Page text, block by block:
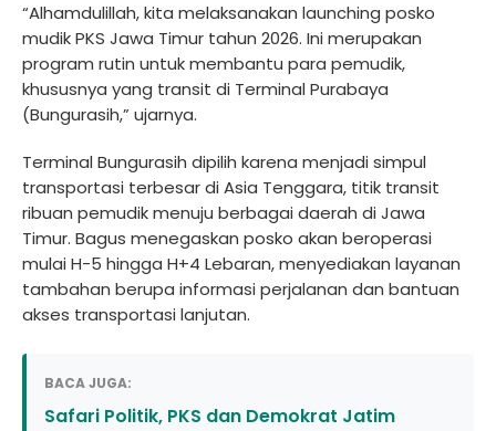
“Alhamdulillah, kita melaksanakan launching posko
mudik PKS Jawa Timur tahun 2026. Ini merupakan
program rutin untuk membantu para pemudik,
khususnya yang transit di Terminal Purabaya
(Bungurasih,” ujarnya.
Terminal Bungurasih dipilih karena menjadi simpul
transportasi terbesar di Asia Tenggara, titik transit
ribuan pemudik menuju berbagai daerah di Jawa
Timur. Bagus menegaskan posko akan beroperasi
mulai H-5 hingga H+4 Lebaran, menyediakan layanan
tambahan berupa informasi perjalanan dan bantuan
akses transportasi lanjutan.
BACA JUGA:
Safari Politik, PKS dan Demokrat Jatim